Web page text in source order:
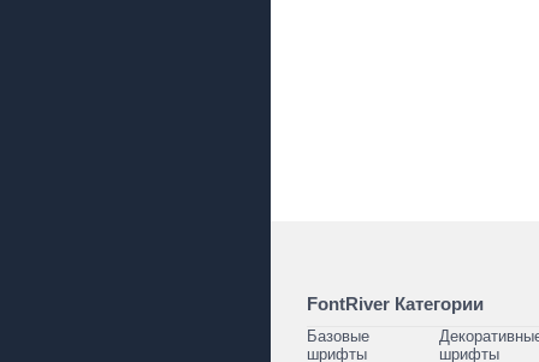
FontRiver Категории
Базовые
шрифты
шрифты